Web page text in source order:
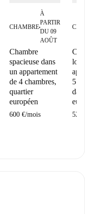
CHAMBRE■
À
PARTIR
DU 09
AOÛT
Chambre
spacieuse dans
un appartement
de 4 chambres,
quartier
européen
600 €/mois
5
525